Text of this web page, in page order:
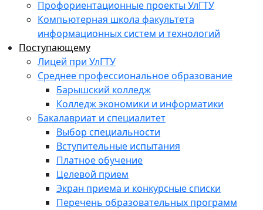
Профориентационные проекты УлГТУ
Компьютерная школа факультета
информационных систем и технологий
Поступающему
Лицей при УлГТУ
Среднее профессиональное образование
Барышский колледж
Колледж экономики и информатики
Бакалавриат и специалитет
Выбор специальности
Вступительные испытания
Платное обучение
Целевой прием
Экран приема и конкурсные списки
Перечень образовательных программ